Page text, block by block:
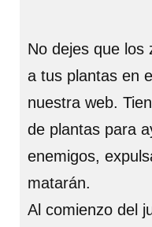
No dejes que los
a tus plantas en
nuestra web.
de plantas para
enemigos,
matarán.
Al comienzo del